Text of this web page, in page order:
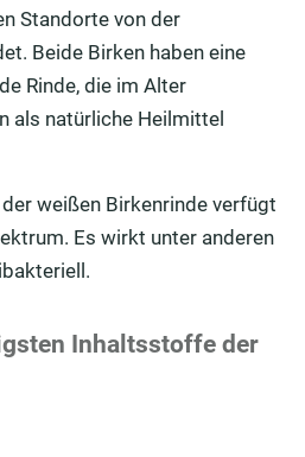
Standorte von der
Beide Birken haben eine
Rinde, die im Alter
als natürliche Heilmittel
weißen Birkenrinde verfügt
Es wirkt unter anderen
Inhaltsstoffe der